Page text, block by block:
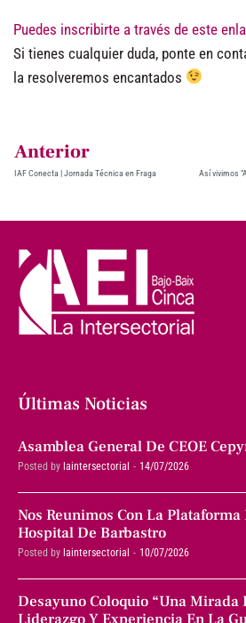
Puedes inscribirte a través de este
Si tienes cualquier duda, ponte en
la resolveremos encantados
Anterior
IAF Conecta | Jornada Técnica en Fraga
Últimas Noticias
Asamblea General De CEOE
Posted by laintersectorial 14/07/2026
Nos Reunimos Con La
Hospital De Barbastro
Posted by laintersectorial 10/07/2026
Desayuno Coloquio “Una Mirada